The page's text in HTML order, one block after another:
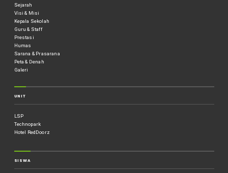
Sejarah
Visi & Misi
Kepala Sekolah
Guru & Staff
Prestasi
Humas
Sarana & Prasarana
Peta & Denah
Galeri
UNIT
LSP
Technopark
Hotel RedDoorz
SISWA